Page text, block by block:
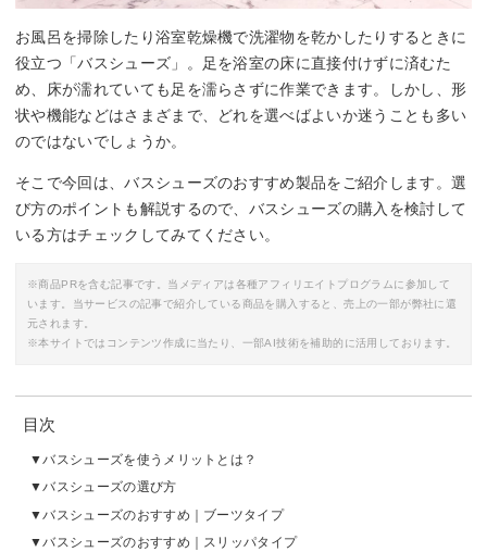
お風呂を掃除したり浴室乾燥機で洗濯物を乾かしたりするときに
役立つ「バスシューズ」。足を浴室の床に直接付けずに済むた
め、床が濡れていても足を濡らさずに作業できます。しかし、形
状や機能などはさまざまで、どれを選べばよいか迷うことも多い
のではないでしょうか。
そこで今回は、バスシューズのおすすめ製品をご紹介します。選
び方のポイントも解説するので、バスシューズの購入を検討して
いる方はチェックしてみてください。
※商品PRを含む記事です。当メディアは各種アフィリエイトプログラムに参加して
います。当サービスの記事で紹介している商品を購入すると、売上の一部が弊社に還
元されます。
※本サイトではコンテンツ作成に当たり、一部AI技術を補助的に活用しております。
目次
バスシューズを使うメリットとは？
バスシューズの選び方
バスシューズのおすすめ｜ブーツタイプ
バスシューズのおすすめ｜スリッパタイプ